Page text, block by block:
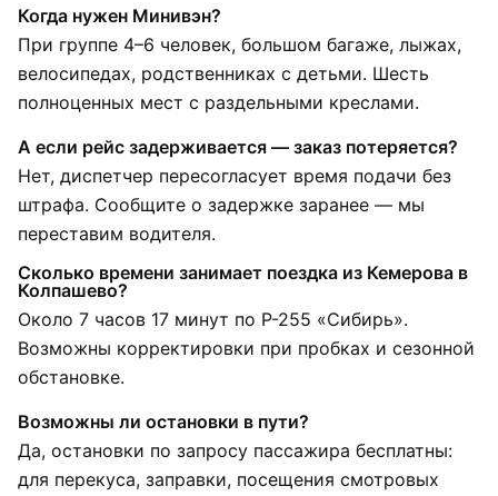
Когда нужен Минивэн?
При группе 4–6 человек, большом багаже, лыжах,
велосипедах, родственниках с детьми. Шесть
полноценных мест с раздельными креслами.
А если рейс задерживается — заказ потеряется?
Нет, диспетчер пересогласует время подачи без
штрафа. Сообщите о задержке заранее — мы
переставим водителя.
Сколько времени занимает поездка из Кемерова в
Колпашево?
Около 7 часов 17 минут по Р-255 «Сибирь».
Возможны корректировки при пробках и сезонной
обстановке.
Возможны ли остановки в пути?
Да, остановки по запросу пассажира бесплатны:
для перекуса, заправки, посещения смотровых